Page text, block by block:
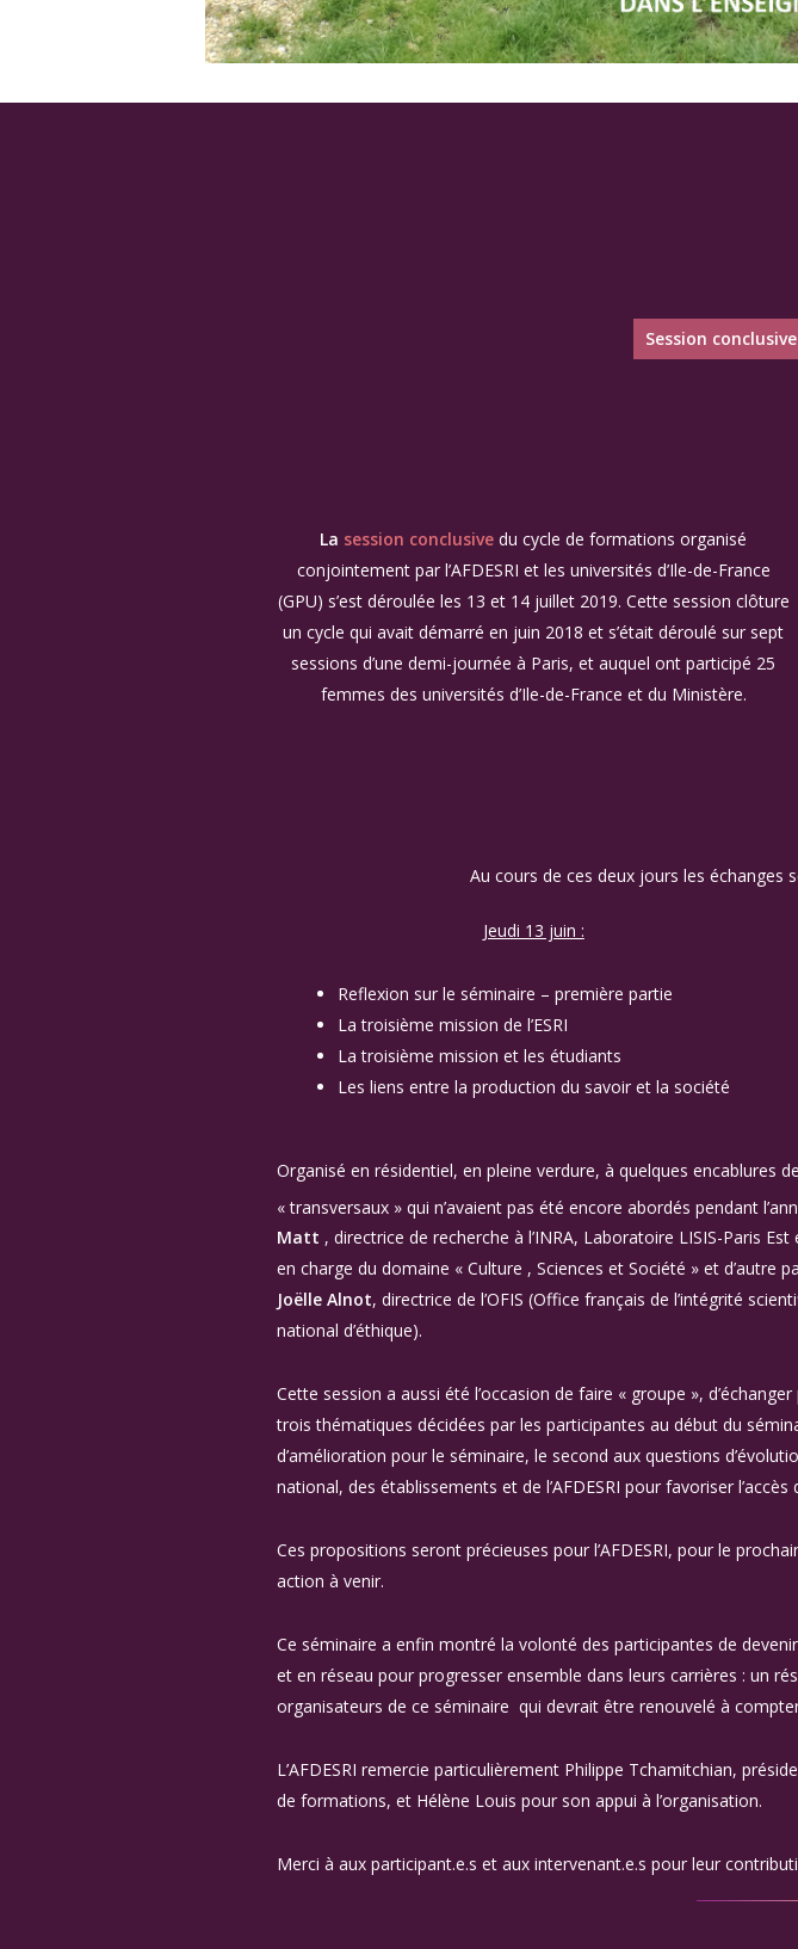
Session
La session conclusivedu cycle de formations organisé
conjointement par l’AFDESRI et les universités d’Ile-de-France
(GPU) s’est déroulée les 13 et 14 juillet 2019. Cette session clôture
un cycle qui avait démarré en juin 2018 et s’était déroulé sur sept
sessions d’une demi-journée à Paris, et auquel ont participé 25
femmes des universités d’Ile-de-France et du Ministère.
Au cours de ces deux jours les échanges
Jeudi 13 juin :
Reflexion sur le séminaire – première partie
La troisième mission de l’ESRI
La troisième mission et les étudiants
Les liens entre la production du savoir et la société
Organisé en résidentiel, en pleine verdure, à quelques encablures
« transversaux » qui n’avaient pas été encore abordés pendant
Matt , directrice de recherche à l’INRA, Laboratoire LISIS-Paris Est
en charge du domaine « Culture , Sciences et Société » et d’autre
Joëlle Alnot, directrice de l’OFIS (Office français de l’intégrité
national d’éthique).
Cette session a aussi été l’occasion de faire « groupe »,
trois thématiques décidées par les participantes au début du
d’amélioration pour le séminaire, le second aux questions
national, des établissements et de l’AFDESRI pour favoriser
Ces propositions seront précieuses pour l’AFDESRI, pour le
action à venir.
Ce séminaire a enfin montré la volonté des participantes de
et en réseau pour progresser ensemble dans leurs carrières : un
organisateurs de ce séminaire qui devrait être renouvelé à
L’AFDESRI remercie particulièrement Philippe Tchamitchian,
de formations, et Hélène Louis pour son appui à l’organisation.
Merci à aux participant.e.s et aux intervenant.e.s pour leur